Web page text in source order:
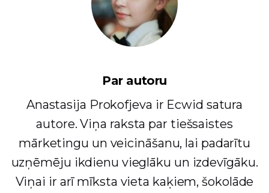
Par autoru
Anastasija Prokofjeva ir Ecwid satura
autore. Viņa raksta par tiešsaistes
mārketingu un veicināšanu, lai padarītu
uzņēmēju ikdienu vieglāku un izdevīgāku.
Viņai ir arī mīksta vieta kaķiem, šokolāde